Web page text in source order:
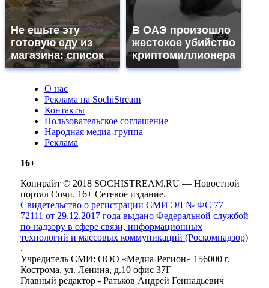
Не ешьте эту
готовую еду из
магазина: список
В ОАЭ произошло
жестокое убийство
криптомиллионера
О нас
Реклама на SochiStream
Контакты
Пользовательское соглашение
Народная медиа-группа
Реклама
16+
Копирайт © 2018 SOCHISTREAM.RU — Новостной
портал Сочи. 16+ Сетевое издание.
Свидетельство о регистрации СМИ ЭЛ № ФС 77 —
72111 от 29.12.2017 года выдано Федеральной службой
по надзору в сфере связи, информационных
технологий и массовых коммуникаций (Роскомнадзор)
.
Учредитель СМИ: ООО «Медиа-Регион» 156000 г.
Кострома, ул. Ленина, д.10 офис 37Г
Главный редактор - Ратьков Андрей Геннадьевич